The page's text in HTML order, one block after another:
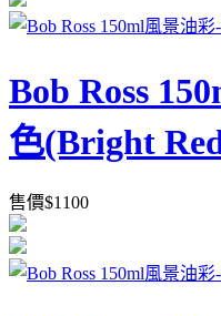
Bob Ross
色(Bright
售價$1100